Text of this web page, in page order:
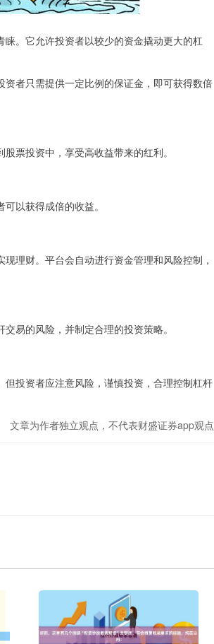
。它允许投资者以较少的资金撬动更大的杠
者只需提供一定比例的保证金，即可获得数倍
票投资中，享受高收益带来的红利。
以获得成倍的收益。
理财。平台会自动进行资金管理和风险控制，
易的风险，并制定合理的投资策略。
投资者应注意风险，谨慎投资，合理控制杠杆
文章为作者独立观点，不代表财盛证券app观点